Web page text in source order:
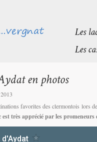
favorites des clermontois lors
très apprécié par les promeneurs